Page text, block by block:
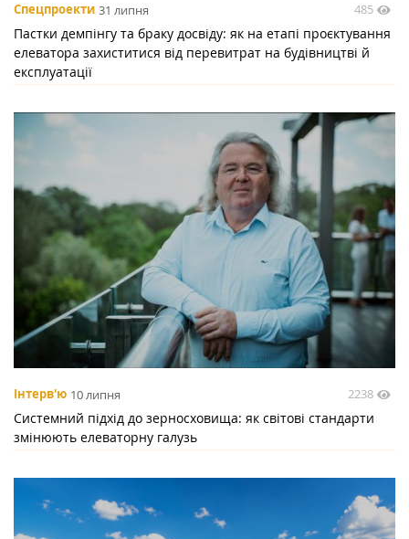
Спецпроекти 31 липня 485
Пастки демпінгу та браку досвіду: як на етапі проєктування
елеватора захиститися від перевитрат на будівництві й
експлуатації
Інтерв'ю 10 липня 2238
Системний підхід до зерносховища: як світові стандарти
змінюють елеваторну галузь